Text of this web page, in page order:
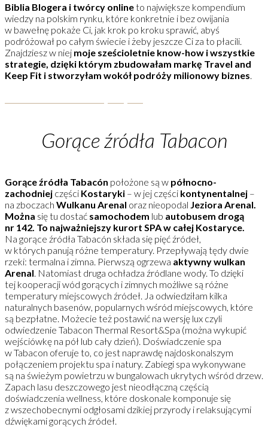
Biblia Blogera i twórcy onlineto największe kompendium
wiedzy na polskim rynku, które konkretnie i bez owijania
w bawełnę pokaże Ci, jak krok po kroku sprawić, abyś
podróżował po całym świecie i żeby jeszcze Ci za to płacili.
Znajdziesz w niej moje sześcioletnie know-how i wszystkie
strategie, dzięki którym zbudowałam markę Travel and
Keep Fit i stworzyłam wokół podróży milionowy biznes.
Gorące źródła Tabacon
Gorące źródła Tabacón położone są w północno-
zachodniej części Kostaryki – w jej części kontynentalnej –
na zboczach Wulkanu Arenal oraz nieopodal Jeziora Arenal.
Można się tu dostać samochodem lub autobusem drogą
nr 142. To najważniejszy kurort SPA w całej Kostaryce.
Na gorące źródła Tabacón składa się pięć źródeł,
w których panują różne temperatury. Przepływają tędy dwie
rzeki: termalna i zimna. Pierwszą ogrzewa aktywny wulkan
Arenal. Natomiast druga ochładza źródlane wody. To dzięki
tej kooperacji wód gorących i zimnych możliwe są różne
temperatury miejscowych źródeł. Ja odwiedziłam kilka
naturalnych basenów, popularnych wśród miejscowych, które
są bezpłatne. Możecie też postawić na wersję lux czyli
odwiedzenie Tabacon Thermal Resort&Spa (można wykupić
wejściówkę na pół lub cały dzień). Doświadczenie spa
w Tabacon oferuje to, co jest naprawdę najdoskonalszym
połączeniem projektu spa i natury. Zabiegi spa wykonywane
są na świeżym powietrzu w bungalowach ukrytych wśród drzew.
Zapach lasu deszczowego jest nieodłączną częścią
doświadczenia wellness, które doskonale komponuje się
z wszechobecnymi odgłosami dzikiej przyrody i relaksującymi
dźwiękami gorących źródeł.